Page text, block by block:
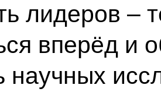
лидеров –
вперёд и
научных